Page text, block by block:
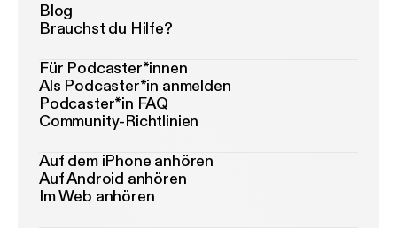
Blog
Brauchst du Hilfe?
Für Podcaster*innen
Als Podcaster*in anmelden
Podcaster*in FAQ
Community-Richtlinien
Auf dem iPhone anhören
Auf Android anhören
Im Web anhören